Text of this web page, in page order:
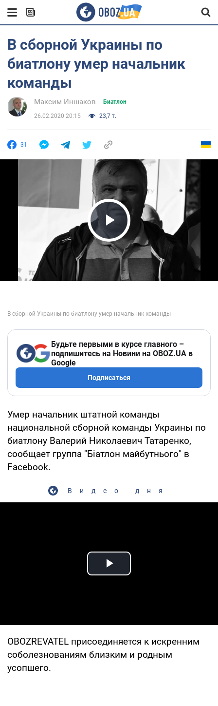
В сборной Украины по
биатлону умер начальник
команды
Максим Иншаков Биатлон
26.02.2020 20:15 23,7 т.
31
Play Video
Будьте первыми в курсе главного –
подпишитесь на Новини на OBOZ.UA в
Google
Подписаться
Умер начальник штатной команды
национальной сборной команды Украины по
биатлону Валерий Николаевич Татаренко,
сообщает группа "Біатлон майбутнього" в
Facebook.
Видео дня
Play Video
OBOZREVATEL присоединяется к искренним
соболезнованиям близким и родным
усопшего.